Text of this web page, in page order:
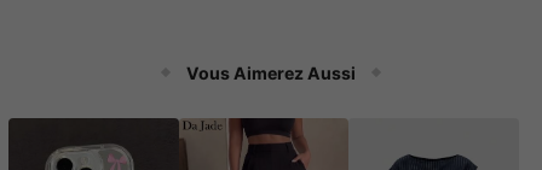
Vous Aimerez Aussi